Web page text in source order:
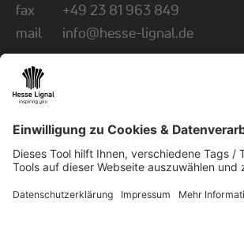
fax
+49 23 81 963 849
mail
info@hesse-lignal.de
Newsletter
Monatliche News über innovative
Wählen Sie Ihr Themengebiet: